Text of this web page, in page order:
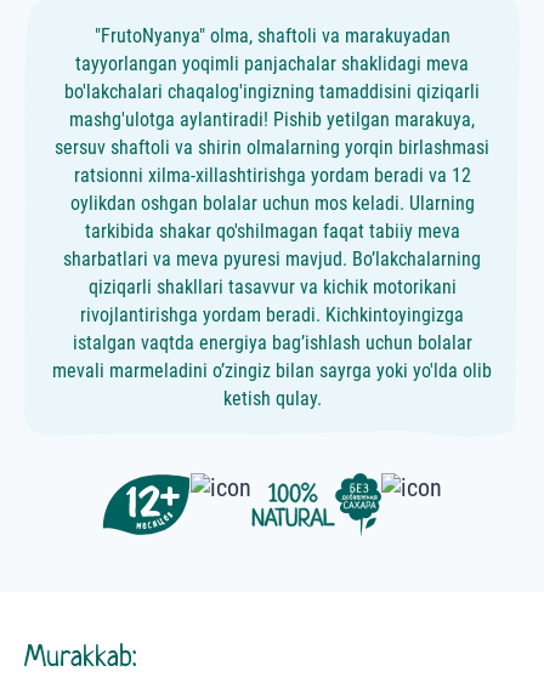
"FrutoNyanya" olma, shaftoli va marakuyadan
tayyorlangan yoqimli panjachalar shaklidagi meva
bo'lakchalari chaqalog'ingizning tamaddisini qiziqarli
mashg'ulotga aylantiradi! Pishib yetilgan marakuya,
sersuv shaftoli va shirin olmalarning yorqin birlashmasi
ratsionni xilma-xillashtirishga yordam beradi va 12
oylikdan oshgan bolalar uchun mos keladi. Ularning
tarkibida shakar qo'shilmagan faqat tabiiy meva
sharbatlari va meva pyuresi mavjud. Bo’lakchalarning
qiziqarli shakllari tasavvur va kichik motorikani
rivojlantirishga yordam beradi. Kichkintoyingizga
istalgan vaqtda energiya bag’ishlash uchun bolalar
mevali marmeladini o’zingiz bilan sayrga yoki yo'lda olib
ketish qulay.
Murakkab: